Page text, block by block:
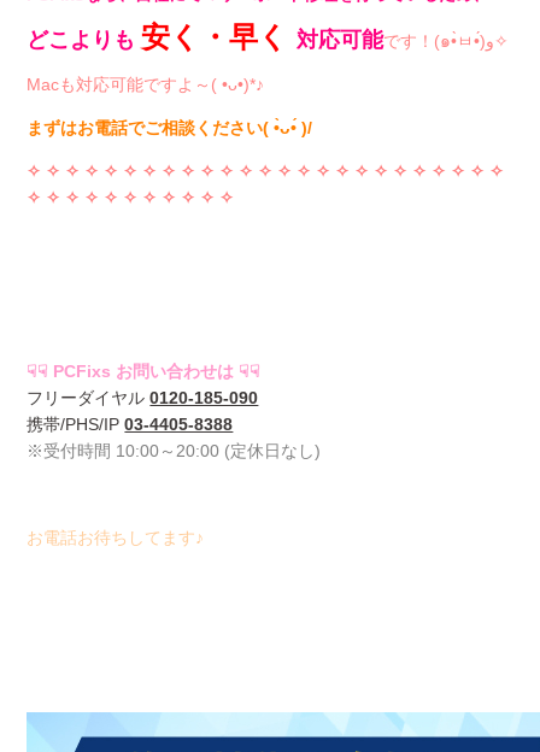
どこよりも 安く・早く対応可能 です！(๑•̀ㅂ•́)و✧
Macも対応可能ですよ～( •ᴗ•)*♪
まずはお電話でご相談ください( •̀ᴗ•́ )/
✧ ✧ ✧ ✧ ✧ ✧ ✧ ✧ ✧ ✧ ✧ ✧ ✧ ✧ ✧ ✧ ✧ ✧ ✧ ✧ ✧ ✧ ✧ ✧ ✧
✧ ✧ ✧ ✧ ✧ ✧ ✧ ✧ ✧ ✧ ✧
☟☟ PCFixs お問い合わせは ☟☟
フリーダイヤル 0120-185-090
携帯/PHS/IP03-4405-8388
※受付時間 10:00～20:00 (定休日なし)
お電話お待ちしてます♪